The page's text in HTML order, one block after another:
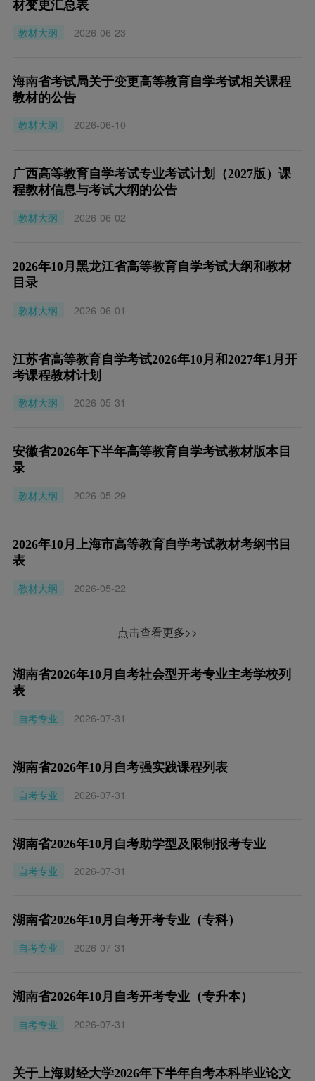
材变更汇总表
教材大纲
2026-06-23
海南省考试局关于变更高等教育自学考试相关课程
教材的公告
教材大纲
2026-06-10
广西高等教育自学考试专业考试计划（2027版）课
程教材信息与考试大纲的公告
教材大纲
2026-06-02
2026年10月黑龙江省高等教育自学考试大纲和教材
目录
教材大纲
2026-06-01
江苏省高等教育自学考试2026年10月和2027年1月开
考课程教材计划
教材大纲
2026-05-31
安徽省2026年下半年高等教育自学考试教材版本目
录
教材大纲
2026-05-29
2026年10月上海市高等教育自学考试教材考纲书目
表
教材大纲
2026-05-22
点击查看更多>>
湖南省2026年10月自考社会型开考专业主考学校列
表
自考专业
2026-07-31
湖南省2026年10月自考强实践课程列表
自考专业
2026-07-31
湖南省2026年10月自考助学型及限制报考专业
自考专业
2026-07-31
湖南省2026年10月自考开考专业（专科）
自考专业
2026-07-31
湖南省2026年10月自考开考专业（专升本）
自考专业
2026-07-31
关于上海财经大学2026年下半年自考本科毕业论文